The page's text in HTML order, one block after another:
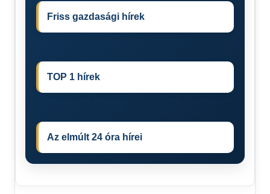
Friss gazdasági hírek
TOP 1 hírek
Az elmúlt 24 óra hírei